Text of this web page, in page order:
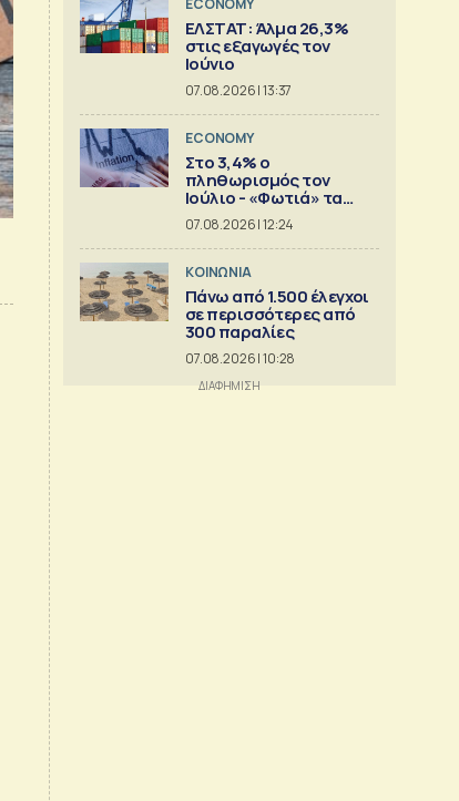
ECONOMY
ΕΛΣΤΑΤ: Άλμα 26,3%
στις εξαγωγές τον
Ιούνιο
07.08.2026 | 13:37
ECONOMY
Στο 3,4% ο
πληθωρισμός τον
Ιούλιο - «Φωτιά» τα
καύσιμα
07.08.2026 | 12:24
ΚΟΙΝΩΝΙΑ
Πάνω από 1.500 έλεγχοι
σε περισσότερες από
300 παραλίες
07.08.2026 | 10:28